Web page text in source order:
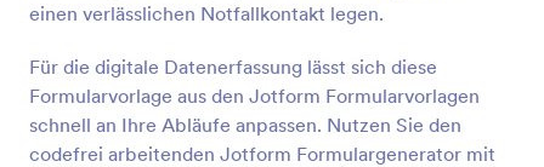
einen verlässlichen Notfallkontakt legen.
Für die digitale Datenerfassung lässt sich diese
Formularvorlage aus den Jotform Formularvorlagen
schnell an Ihre Abläufe anpassen. Nutzen Sie den
codefrei arbeitenden Jotform Formulargenerator mit